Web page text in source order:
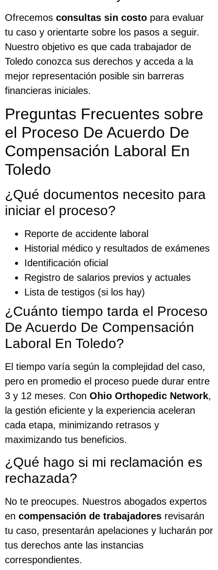
Ofrecemos consultas sin costo para evaluar
tu caso y orientarte sobre los pasos a seguir.
Nuestro objetivo es que cada trabajador de
Toledo conozca sus derechos y acceda a la
mejor representación posible sin barreras
financieras iniciales.
Preguntas Frecuentes sobre
el Proceso De Acuerdo De
Compensación Laboral En
Toledo
¿Qué documentos necesito para
iniciar el proceso?
Reporte de accidente laboral
Historial médico y resultados de exámenes
Identificación oficial
Registro de salarios previos y actuales
Lista de testigos (si los hay)
¿Cuánto tiempo tarda el Proceso
De Acuerdo De Compensación
Laboral En Toledo?
El tiempo varía según la complejidad del caso,
pero en promedio el proceso puede durar entre
3 y 12 meses. Con Ohio Orthopedic Network,
la gestión eficiente y la experiencia aceleran
cada etapa, minimizando retrasos y
maximizando tus beneficios.
¿Qué hago si mi reclamación es
rechazada?
No te preocupes. Nuestros abogados expertos
en compensación de trabajadores revisarán
tu caso, presentarán apelaciones y lucharán por
tus derechos ante las instancias
correspondientes.